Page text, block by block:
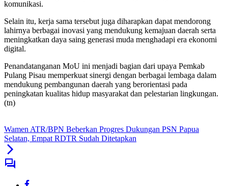
komunikasi.
Selain itu, kerja sama tersebut juga diharapkan dapat mendorong
lahirnya berbagai inovasi yang mendukung kemajuan daerah serta
meningkatkan daya saing generasi muda menghadapi era ekonomi
digital.
Penandatanganan MoU ini menjadi bagian dari upaya Pemkab
Pulang Pisau memperkuat sinergi dengan berbagai lembaga dalam
mendukung pembangunan daerah yang berorientasi pada
peningkatan kualitas hidup masyarakat dan pelestarian lingkungan.
(tn)
Wamen ATR/BPN Beberkan Progres Dukungan PSN Papua
Selatan, Empat RDTR Sudah Ditetapkan